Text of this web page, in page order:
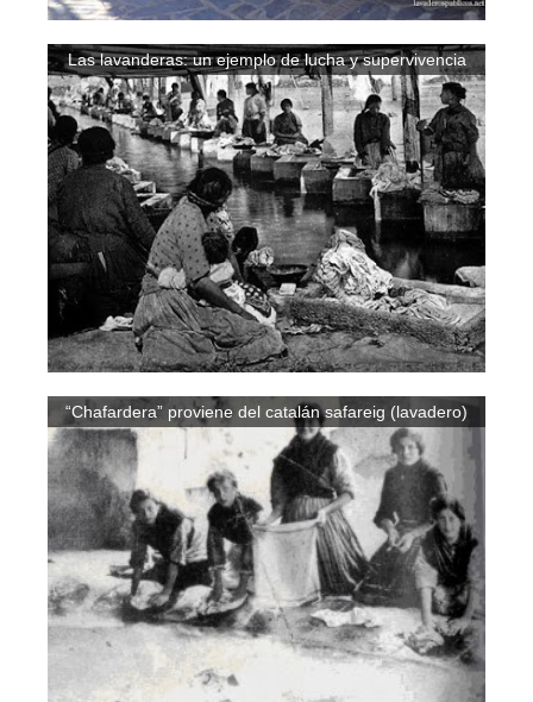
Las lavanderas: un ejemplo de lucha y supervivencia
“Chafardera” proviene del catalán safareig (lavadero)